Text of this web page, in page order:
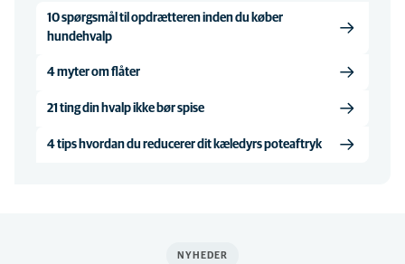
10 spørgsmål til opdrætteren inden du køber
hundehvalp
4 myter om flåter
21 ting din hvalp ikke bør spise
4 tips hvordan du reducerer dit kæledyrs poteaftryk
NYHEDER